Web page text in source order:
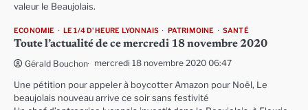
valeur le Beaujolais.
ECONOMIE LE 1/4 D'HEURE LYONNAIS PATRIMOINE SANTÉ
Toute l’actualité de ce mercredi 18 novembre 2020
Gérald Bouchon mercredi 18 novembre 2020 06:47
Une pétition pour appeler à boycotter Amazon pour Noël, Le
beaujolais nouveau arrive ce soir sans festivité